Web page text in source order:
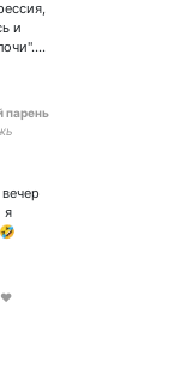
и
парень
я